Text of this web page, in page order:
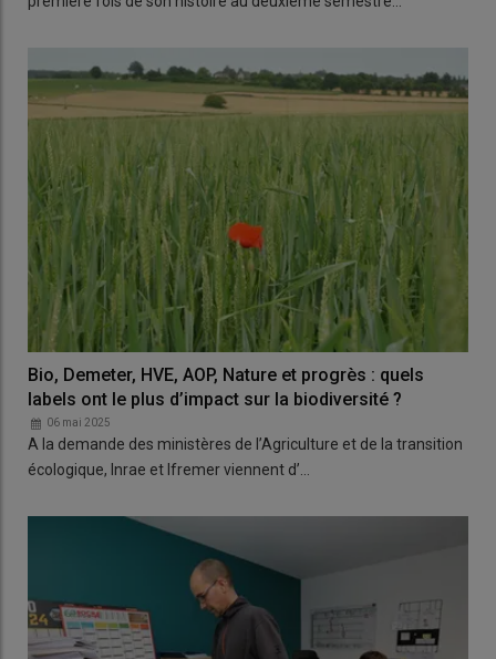
Bio, Demeter, HVE, AOP, Nature et progrès : quels
labels ont le plus d’impact sur la biodiversité ?
06 mai 2025
A la demande des ministères de l’Agriculture et de la transition
écologique, Inrae et Ifremer viennent d’…